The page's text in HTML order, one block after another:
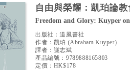
自由與榮耀：凱珀論
Freedom and Glory: Kuyper
出版社：道風書社
作者： 凱珀 (Abraham Kuyper)
譯者： 謝志斌
產品編號： 9789888165803
定價：HK$178